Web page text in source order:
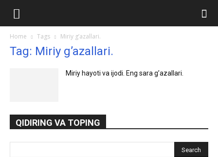
Home Tags Miriy g’azallari.
Tag: Miriy g’azallari.
Miriy hayoti va ijodi. Eng sara g’azallari.
QIDIRING VA TOPING